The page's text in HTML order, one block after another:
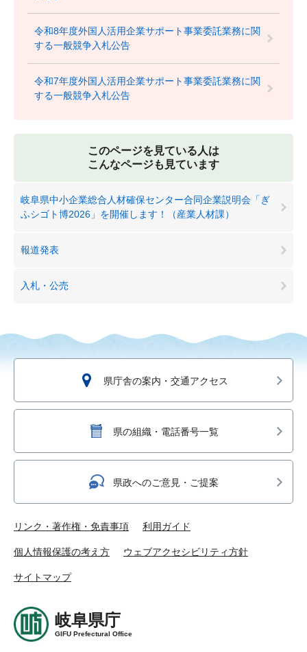
令和8年度外国人活用企業サポート事業委託業務に関
する一般競争入札公告
令和7年度外国人活用企業サポート事業委託業務に関
する一般競争入札公告
このページを見ている人は
こんなページも見ています
岐阜県中小企業総合人材確保センター合同企業説明会「ぎ
ふシゴト博2026」を開催します！（産業人材課）
報道発表
入札・公売
県庁舎の案内・交通アクセス
県の組織・電話番号一覧
県政へのご意見・ご提案
リンク・著作権・免責事項 利用ガイド
個人情報保護の考え方 ウェブアクセシビリティ方針
サイトマップ
岐阜県庁
GIFU Prefectural Office